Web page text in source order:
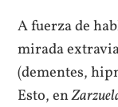
A fuerza de
mirada
(dementes,
Esto, en